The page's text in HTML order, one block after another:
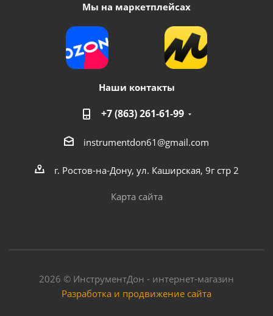
Мы на маркетплейсах
Наши контакты
+7 (863) 261-61-99
instrumentdon61@gmail.com
г. Ростов-на-Дону, ул. Каширская, 9г стр 2
Карта сайта
2026 © ИнструментДон - интернет-магазин
Разработка и продвижение сайта